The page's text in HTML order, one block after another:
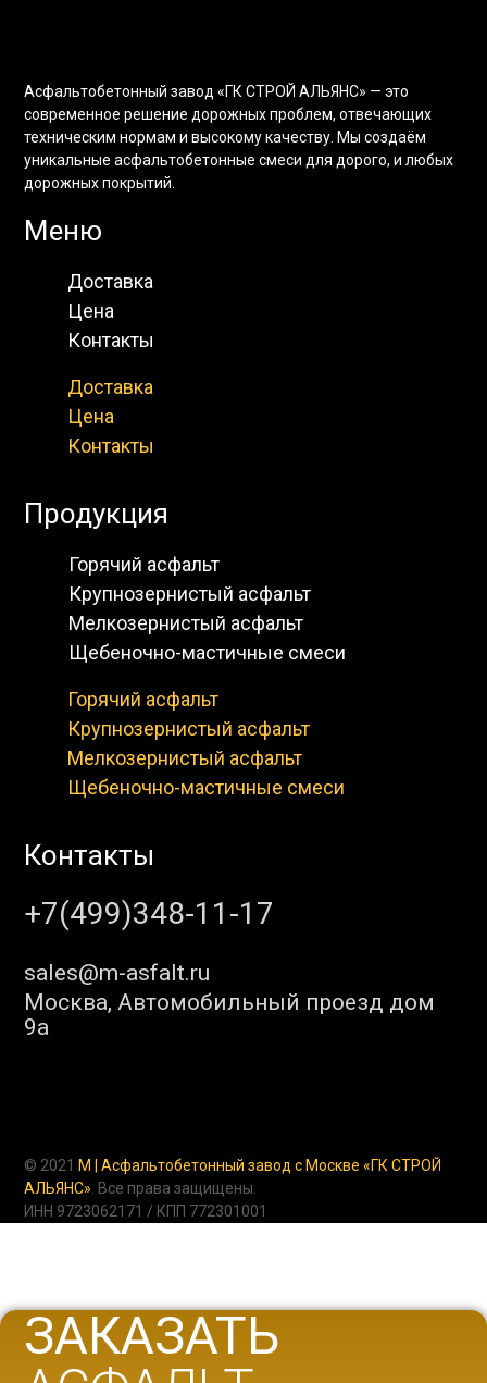
Асфальтобетонный завод «ГК СТРОЙ АЛЬЯНС» — это
современное решение дорожных проблем, отвечающих
техническим нормам и высокому качеству. Мы создаём
уникальные асфальтобетонные смеси для дорого, и любых
дорожных покрытий.
Меню
Доставка
Цена
Контакты
Доставка
Цена
Контакты
Продукция
Горячий асфальт
Крупнозернистый асфальт
Мелкозернистый асфальт
Щебеночно-мастичные смеси
Горячий асфальт
Крупнозернистый асфальт
Мелкозернистый асфальт
Щебеночно-мастичные смеси
Контакты
+7(499)348-11-17
sales@m-asfalt.ru
Москва, Автомобильный проезд дом
9а
© 2021 M | Асфальтобетонный завод с Москве «ГК СТРОЙ
АЛЬЯНС» . Все права защищены.
ИНН 9723062171 / КПП 772301001
ЗАКАЗАТЬ